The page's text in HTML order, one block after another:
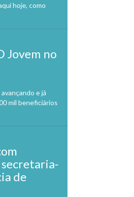
hoje, como
Jovem no
e já
mil beneficiários
de